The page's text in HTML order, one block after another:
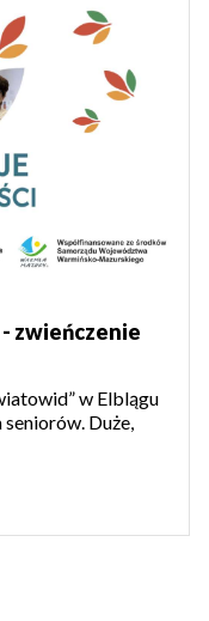
zwieńczenie
w Elblągu
Duże,